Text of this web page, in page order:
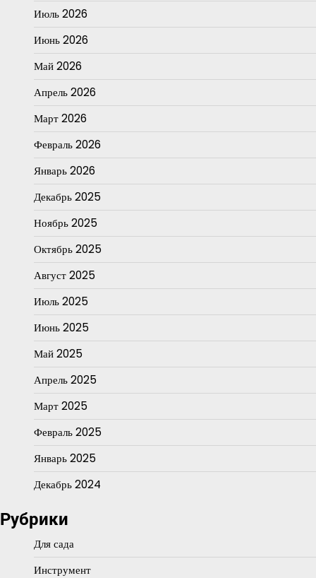
Июль 2026
Июнь 2026
Май 2026
Апрель 2026
Март 2026
Февраль 2026
Январь 2026
Декабрь 2025
Ноябрь 2025
Октябрь 2025
Август 2025
Июль 2025
Июнь 2025
Май 2025
Апрель 2025
Март 2025
Февраль 2025
Январь 2025
Декабрь 2024
Рубрики
Для сада
Инструмент